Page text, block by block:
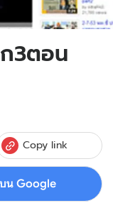
3ตอน
Copy link
บน Google